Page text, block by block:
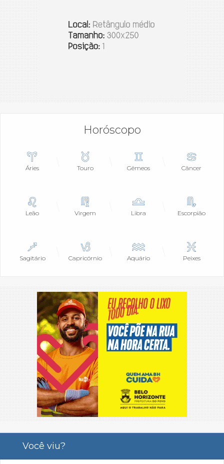
Horóscopo
Áries Touro Gêmeos Câncer
Leão Virgem Libra Escorpião
Sagitário Capricórnio Aquário Peixes
Você viu?